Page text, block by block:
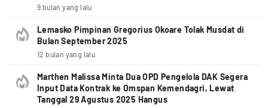
9 bulan yang lalu
Lemasko Pimpinan Gregorius Okoare Tolak Musdat di
Bulan September 2025
12 bulan yang lalu
Marthen Malissa Minta Dua OPD Pengelola DAK Segera
Input Data Kontrak ke Omspan Kemendagri, Lewat
Tanggal 29 Agustus 2025 Hangus